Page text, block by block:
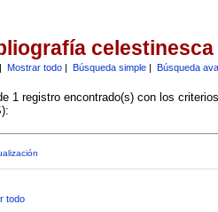
celestinesca
Mostrar todo| Búsqueda simple| Búsqueda
1 registro encontrado(s) con los
):
todo